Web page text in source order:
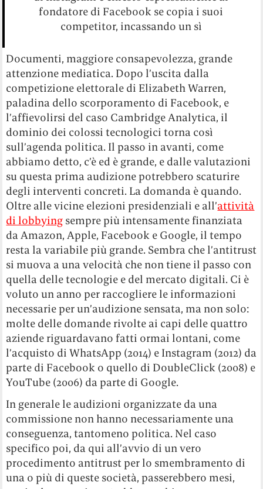
fondatore di Facebook se copia i suoi
competitor, incassando un sì
Documenti, maggiore consapevolezza, grande
attenzione mediatica. Dopo l’uscita dalla
competizione elettorale di Elizabeth Warren,
paladina dello scorporamento di Facebook, e
l’affievolirsi del caso Cambridge Analytica, il
dominio dei colossi tecnologici torna così
sull’agenda politica. Il passo in avanti, come
abbiamo detto, c’è ed è grande, e dalle valutazioni
su questa prima audizione potrebbero scaturire
degli interventi concreti. La domanda è quando.
Oltre alle vicine elezioni presidenziali e all’attività
di lobbying sempre più intensamente finanziata
da Amazon, Apple, Facebook e Google, il tempo
resta la variabile più grande. Sembra che l’antitrust
si muova a una velocità che non tiene il passo con
quella delle tecnologie e del mercato digitali. Ci è
voluto un anno per raccogliere le informazioni
necessarie per un’audizione sensata, ma non solo:
molte delle domande rivolte ai capi delle quattro
aziende riguardavano fatti ormai lontani, come
l’acquisto di WhatsApp (2014) e Instagram (2012) da
parte di Facebook o quello di DoubleClick (2008) e
YouTube (2006) da parte di Google.
In generale le audizioni organizzate da una
commissione non hanno necessariamente una
conseguenza, tantomeno politica. Nel caso
specifico poi, da qui all’avvio di un vero
procedimento antitrust per lo smembramento di
una o più di queste società, passerebbero mesi,